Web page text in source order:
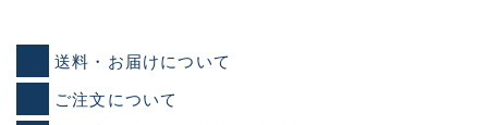
送料・お届けについて
ご注文について